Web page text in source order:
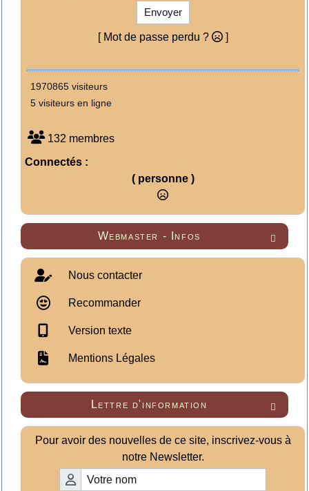
Envoyer
[ Mot de passe perdu ? ]
1970865 visiteurs
5 visiteurs en ligne
132 membres
Connectés :
( personne )

Webmaster - Infos
Nous contacter
Recommander
Version texte
Mentions Légales

Lettre d'information
Pour avoir des nouvelles de ce site, inscrivez-vous à
notre Newsletter.